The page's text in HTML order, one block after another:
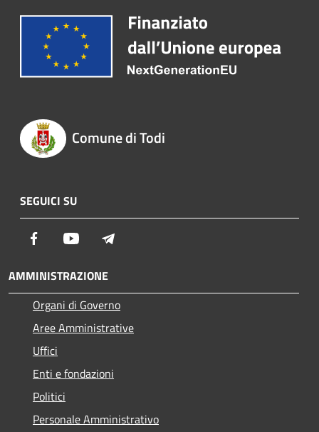
Comune di Todi
SEGUICI SU
Facebook Youtube
AMMINISTRAZIONE
Organi di Governo
Aree Amministrative
Uffici
Enti e fondazioni
Politici
Personale Amministrativo